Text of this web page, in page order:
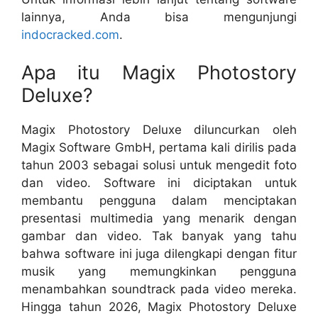
lainnya, Anda bisa mengunjungi
indocracked.com.
Apa itu Magix Photostory
Deluxe?
Magix Photostory Deluxe diluncurkan oleh
Magix Software GmbH, pertama kali dirilis pada
tahun 2003 sebagai solusi untuk mengedit foto
dan video. Software ini diciptakan untuk
membantu pengguna dalam menciptakan
presentasi multimedia yang menarik dengan
gambar dan video. Tak banyak yang tahu
bahwa software ini juga dilengkapi dengan fitur
musik yang memungkinkan pengguna
menambahkan soundtrack pada video mereka.
Hingga tahun 2026, Magix Photostory Deluxe